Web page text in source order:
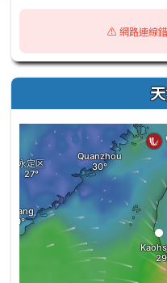
⚠️ 網路連線